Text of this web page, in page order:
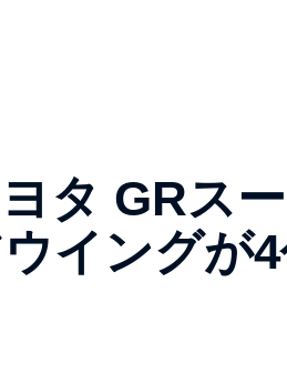
タ GRス
イングが